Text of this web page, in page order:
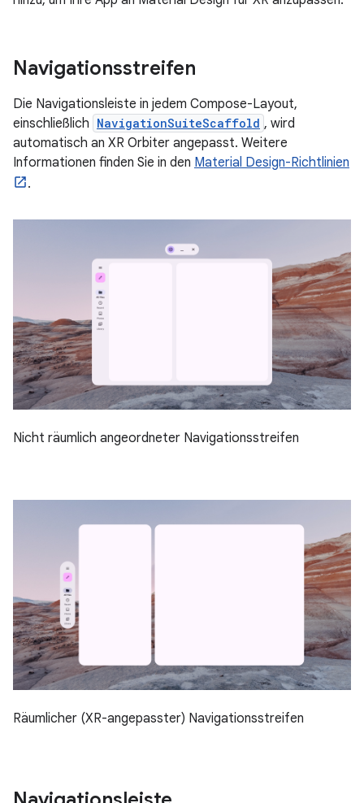
Navigationsstreifen
Die Navigationsleiste in jedem Compose-Layout,
einschließlich NavigationSuiteScaffold , wird
automatisch an XR Orbiter angepasst. Weitere
Informationen finden Sie in den Material Design-Richtlinien
.
Nicht räumlich angeordneter Navigationsstreifen
Räumlicher (XR-angepasster) Navigationsstreifen